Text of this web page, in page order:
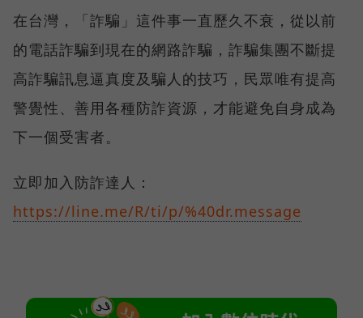
在台灣，「詐騙」這件事一直歷久不衰，從以前
的電話詐騙到現在的網路詐騙，詐騙集團不斷提
高詐騙訊息逼真度及騙人的技巧，民眾唯有提高
警覺性、善用各種防詐資源，才能避免自身成為
下一個受害者。
立即加入防詐達人：
https://line.me/R/ti/p/%40dr.message